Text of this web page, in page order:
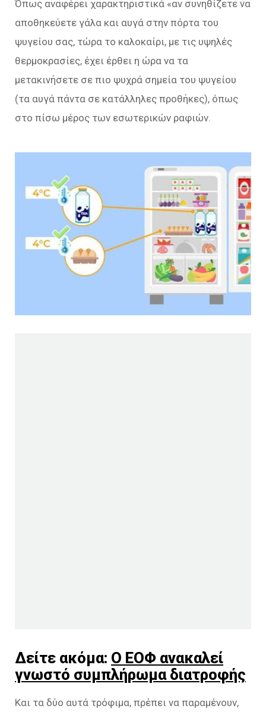
Όπως αναφέρει χαρακτηριστικά «αν συνηθίζετε να
αποθηκεύετε γάλα και αυγά στην πόρτα του
ψυγείου σας, τώρα το καλοκαίρι, με τις υψηλές
θερμοκρασίες, έχει έρθει η ώρα να τα
μετακινήσετε σε πιο ψυχρά σημεία του ψυγείου
(τα αυγά πάντα σε κατάλληλες προθήκες), όπως
στο πίσω μέρος των εσωτερικών ραφιών.
Δείτε ακόμα: Ο ΕΟΦ ανακαλεί
γνωστό συμπλήρωμα διατροφής
Και τα δύο αυτά τρόφιμα, πρέπει να παραμένουν,